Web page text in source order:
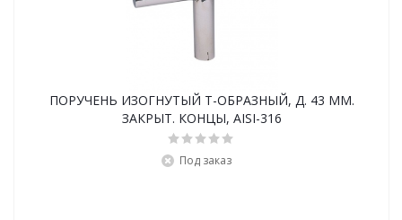
ПОРУЧЕНЬ ИЗОГНУТЫЙ Т-ОБРАЗНЫЙ, Д. 43 ММ.
ЗАКРЫТ. КОНЦЫ, AISI-316
Под заказ